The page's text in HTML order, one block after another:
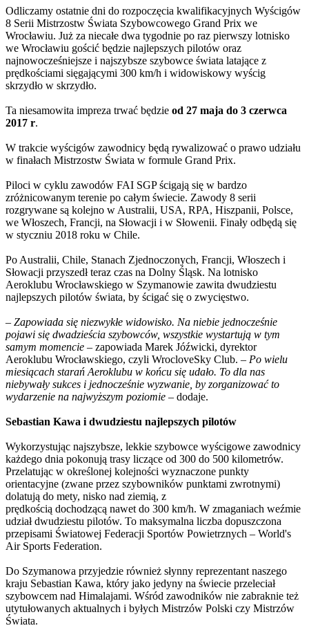
Odliczamy ostatnie dni do rozpoczęcia kwalifikacyjnych Wyścigów
8 Serii Mistrzostw Świata Szybowcowego Grand Prix we
Wrocławiu. Już za niecałe dwa tygodnie po raz pierwszy lotnisko
we Wrocławiu gościć będzie najlepszych pilotów oraz
najnowocześniejsze i najszybsze szybowce świata latające z
prędkościami sięgającymi 300 km/h i widowiskowy wyścig
skrzydło w skrzydło.
Ta niesamowita impreza trwać będzie od 27 maja do 3 czerwca
2017 r.
W trakcie wyścigów zawodnicy będą rywalizować o prawo udziału
w finałach Mistrzostw Świata w formule Grand Prix.
Piloci w cyklu zawodów FAI SGP ścigają się w bardzo
zróżnicowanym terenie po całym świecie. Zawody 8 serii
rozgrywane są kolejno w Australii, USA, RPA, Hiszpanii, Polsce,
we Włoszech, Francji, na Słowacji i w Słowenii. Finały odbędą się
w styczniu 2018 roku w Chile.
Po Australii, Chile, Stanach Zjednoczonych, Francji, Włoszech i
Słowacji przyszedł teraz czas na Dolny Śląsk. Na lotnisko
Aeroklubu Wrocławskiego w Szymanowie zawita dwudziestu
najlepszych pilotów świata, by ścigać się o zwycięstwo.
– Zapowiada się niezwykłe widowisko. Na niebie jednocześnie
pojawi się dwadzieścia szybowców, wszystkie wystartują w tym
samym momencie – zapowiada Marek Jóźwicki, dyrektor
Aeroklubu Wrocławskiego, czyli WrocloveSky Club. – Po wielu
miesiącach starań Aeroklubu w końcu się udało. To dla nas
niebywały sukces i jednocześnie wyzwanie, by zorganizować to
wydarzenie na najwyższym poziomie – dodaje.
Sebastian Kawa i dwudziestu najlepszych pilotów
Wykorzystując najszybsze, lekkie szybowce wyścigowe zawodnicy
każdego dnia pokonują trasy liczące od 300 do 500 kilometrów.
Przelatując w określonej kolejności wyznaczone punkty
orientacyjne (zwane przez szybowników punktami zwrotnymi)
dolatują do mety, nisko nad ziemią, z
prędkością dochodzącą nawet do 300 km/h. W zmaganiach weźmie
udział dwudziestu pilotów. To maksymalna liczba dopuszczona
przepisami Światowej Federacji Sportów Powietrznych – World's
Air Sports Federation.
Do Szymanowa przyjedzie również słynny reprezentant naszego
kraju Sebastian Kawa, który jako jedyny na świecie przeleciał
szybowcem nad Himalajami. Wśród zawodników nie zabraknie też
utytułowanych aktualnych i byłych Mistrzów Polski czy Mistrzów
Świata.